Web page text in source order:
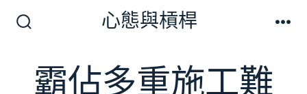
切
換
心態與槓桿
霸佔多重施工難